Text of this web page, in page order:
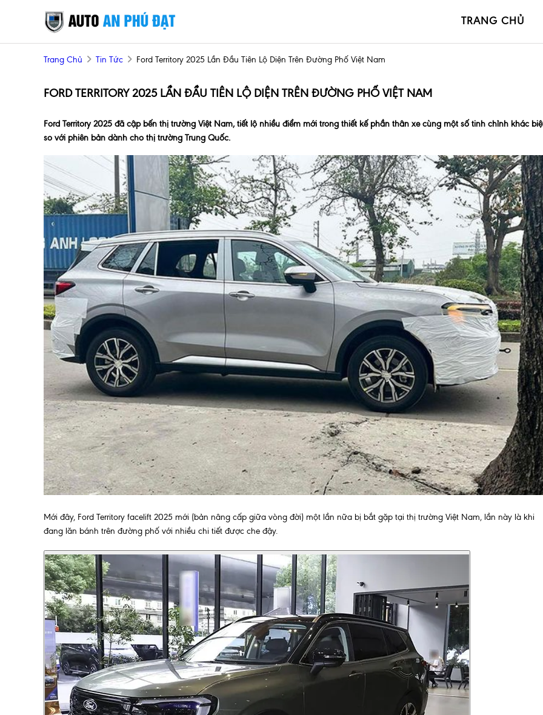
TRANG CHỦ
Trang Chủ Tin Tức Ford Territory 2025 Lần Đầu Tiên Lộ Diện Trên Đường Phố Việt Nam
FORD TERRITORY 2025 LẦN ĐẦU TIÊN LỘ DIỆN TRÊN ĐƯỜNG PHỐ VIỆT NAM
Ford Territory 2025 đã cập bến thị trường Việt Nam, tiết lộ nhiều điểm mới trong thiết kế phần thân xe cùng một số tinh chỉnh khác
so với phiên bản dành cho thị trường Trung Quốc.
Mới đây, Ford Territory facelift 2025 mới (bản nâng cấp giữa vòng đời) một lần nữa bị bắt gặp tại thị trường Việt Nam, lần này là khi
đang lăn bánh trên đường phố với nhiều chi tiết được che đậy.